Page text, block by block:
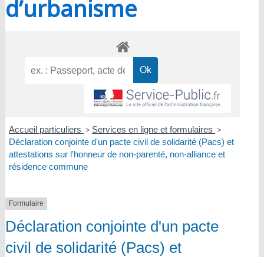
d’urbanisme
Accueil particuliers > Services en ligne et formulaires >
Déclaration conjointe d'un pacte civil de solidarité (Pacs) et
attestations sur l'honneur de non-parenté, non-alliance et
résidence commune
Formulaire
Déclaration conjointe d'un pacte
civil de solidarité (Pacs) et